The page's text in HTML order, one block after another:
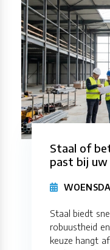
Staal of
past bij
Staal biedt
robuustheid
keuze hangt